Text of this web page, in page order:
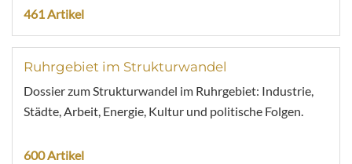
461 Artikel
Ruhrgebiet im Strukturwandel
Dossier zum Strukturwandel im Ruhrgebiet: Industrie,
Städte, Arbeit, Energie, Kultur und politische Folgen.
600 Artikel